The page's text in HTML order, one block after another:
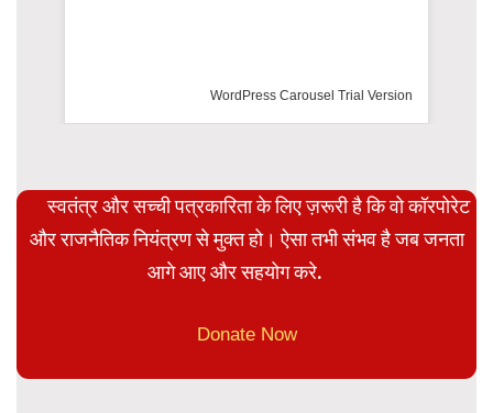
WordPress Carousel Trial Version
स्वतंत्र और सच्ची पत्रकारिता के लिए ज़रूरी है कि वो कॉरपोरेट
और राजनैतिक नियंत्रण से मुक्त हो। ऐसा तभी संभव है जब जनता
आगे आए और सहयोग करे.
Donate Now